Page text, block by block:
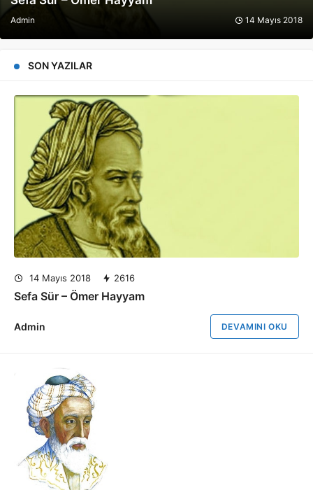
Admin 14 Mayıs 2018
SON YAZILAR
14 Mayıs 2018 2616
Sefa Sür – Ömer Hayyam
Admin DEVAMINI OKU